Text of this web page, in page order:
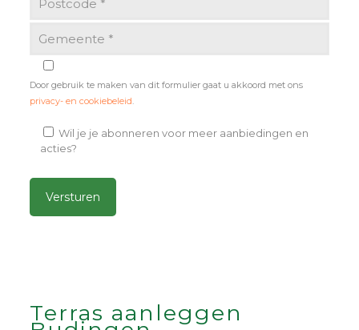
Door gebruik te maken van dit formulier gaat u akkoord met ons
privacy- en cookiebeleid
Wil je je abonneren voor meer aanbiedingen en
acties?
Terras aanleggen